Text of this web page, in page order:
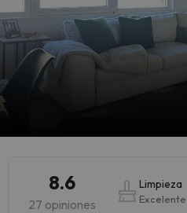
8.6
27 opiniones
Limpieza
Excelente